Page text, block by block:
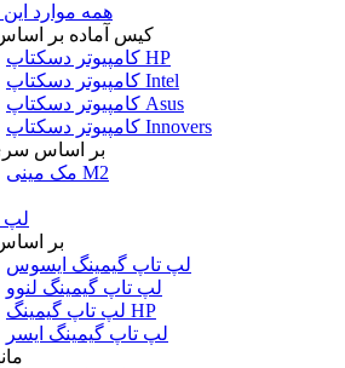
همه موارد
کیس آماده بر
کامپیوتر دسکتاپ HP
کامپیوتر دسکتاپ Intel
کامپیوتر دسکتاپ Asus
کامپیوتر دسکتاپ Innovers
بر اساس
مک مینی M2
لپ
بر
لپ تاپ گیمینگ ایسوس
لپ تاپ گیمینگ لنوو
لپ تاپ گیمینگ HP
لپ تاپ گیمینگ ایسر